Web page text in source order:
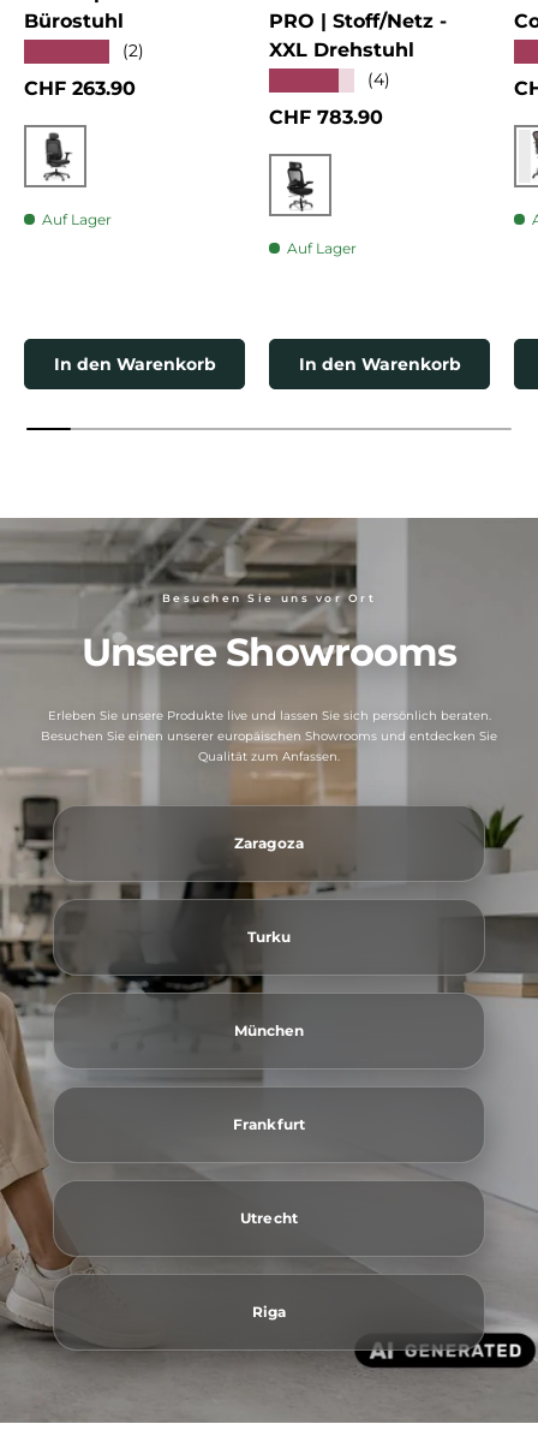
Bürostuhl
(2)
Normaler Preis
CHF 263.90
Schwarz
Auf Lager
In den Warenkorb
PRO | Stoff/Netz -
XXL Drehstuhl
(4)
Normaler Preis
CHF 783.90
Schwarz
Auf Lager
In den Warenkorb
Besuchen Sie uns vor Ort
Unsere Showrooms
Erleben Sie unsere Produkte live und lassen Sie sich persönlich beraten.
Besuchen Sie einen unserer europäischen Showrooms und entdecken Sie
Qualität zum Anfassen.
Zaragoza
Turku
München
Frankfurt
Utrecht
Riga